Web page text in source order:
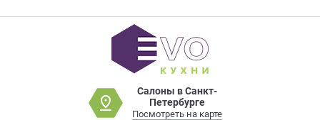
Салоны в Санкт-
Петербурге
Посмотреть на карте